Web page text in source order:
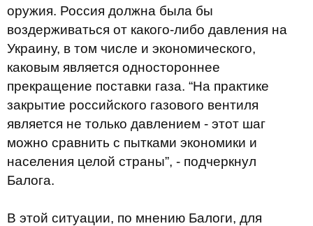
оружия. Россия должна была бы
воздерживаться от какого-либо давления на
Украину, в том числе и экономического,
каковым является одностороннее
прекращение поставки газа. “На практике
закрытие российского газового вентиля
является не только давлением - этот шаг
можно сравнить с пытками экономики и
населения целой страны”, - подчеркнул
Балога.
В этой ситуации, по мнению Балоги, для